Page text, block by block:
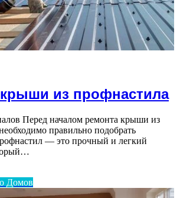
из профнастила
Перед началом ремонта крыши из
правильно подобрать
— это прочный и легкий
Домов